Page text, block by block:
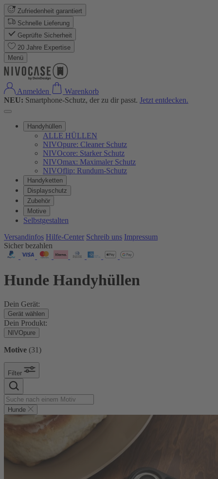
Zufriedenheit garantiert
Schnelle Lieferung
Geprüfte Sicherheit
20 Jahre Expertise
Menü
Anmelden
Warenkorb
NEU: Smartphone-Schutz, der zu dir passt. Jetzt entdecken.
Handyhüllen
ALLE HÜLLEN
NIVOpure: Cleaner Schutz
NIVOcore: Starker Schutz
NIVOmax: Maximaler Schutz
NIVOflip: Rundum-Schutz
Handyketten
Displayschutz
Zubehör
Motive
Selbstgestalten
Versandinfos Hilfe-Center Schreib uns Impressum
Sicher bezahlen
Hunde Handyhüllen
Dein Gerät:
Gerät wählen
Dein Produkt:
NIVOpure
Motive (31)
Filter
Hunde